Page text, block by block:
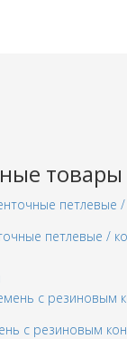
товары
петлевые /
с резиновым